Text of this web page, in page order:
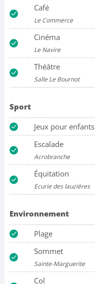
Café
Le Commerce
Cinéma
Le Navire
Théâtre
Salle Le Bournot
Sport
Jeux pour enfants
Escalade
Acrobranche
Équitation
Ecurie des lauzières
Environnement
Plage
Sommet
Sainte-Marguerite
Col